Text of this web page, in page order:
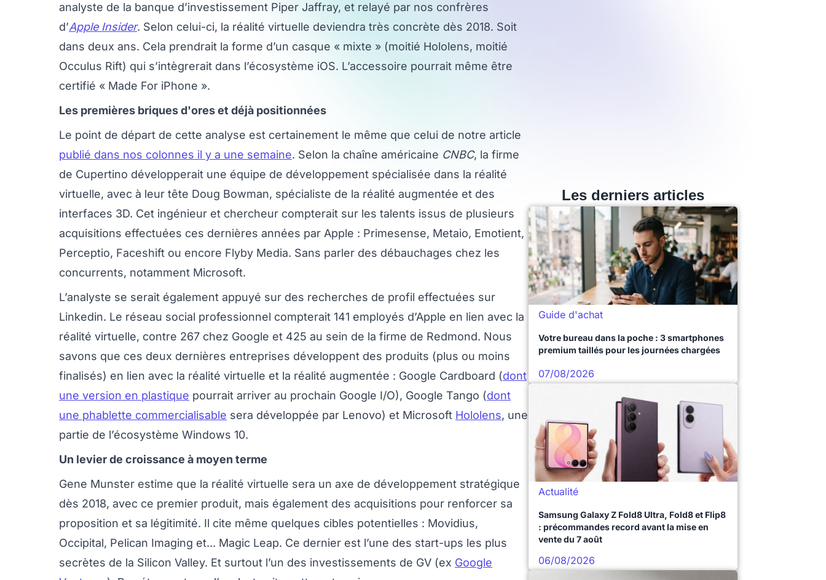
analyste de la banque d’investissement Piper Jaffray, et relayé par nos confrères
d’Apple Insider. Selon celui-ci, la réalité virtuelle deviendra très concrète dès 2018. Soit
dans deux ans. Cela prendrait la forme d’un casque « mixte » (moitié Hololens, moitié
Occulus Rift) qui s’intègrerait dans l’écosystème iOS. L’accessoire pourrait même être
certifié « Made For iPhone ».
Les premières briques d'ores et déjà positionnées
Le point de départ de cette analyse est certainement le même que celui de notre article
publié dans nos colonnes il y a une semaine. Selon la chaîne américaine CNBC, la firme
de Cupertino développerait une équipe de développement spécialisée dans la réalité
virtuelle, avec à leur tête Doug Bowman, spécialiste de la réalité augmentée et des
interfaces 3D. Cet ingénieur et chercheur compterait sur les talents issus de plusieurs
acquisitions effectuées ces dernières années par Apple : Primesense, Metaio, Emotient,
Perceptio, Faceshift ou encore Flyby Media. Sans parler des débauchages chez les
concurrents, notamment Microsoft.
L’analyste se serait également appuyé sur des recherches de profil effectuées sur
Linkedin. Le réseau social professionnel compterait 141 employés d’Apple en lien avec la
réalité virtuelle, contre 267 chez Google et 425 au sein de la firme de Redmond. Nous
savons que ces deux dernières entreprises développent des produits (plus ou moins
finalisés) en lien avec la réalité virtuelle et la réalité augmentée : Google Cardboard (dont
une version en plastique pourrait arriver au prochain Google I/O), Google Tango (dont
une phablette commercialisable sera développée par Lenovo) et Microsoft Hololens, une
partie de l’écosystème Windows 10.
Un levier de croissance à moyen terme
Gene Munster estime que la réalité virtuelle sera un axe de développement stratégique
dès 2018, avec ce premier produit, mais également des acquisitions pour renforcer sa
proposition et sa légitimité. Il cite même quelques cibles potentielles : Movidius,
Occipital, Pelican Imaging et... Magic Leap. Ce dernier est l’une des start-ups les plus
secrètes de la Silicon Valley. Et surtout l’un des investissements de GV (ex Google
Les derniers articles
Guide d'achat
Votre bureau dans la poche : 3 smartphones
premium taillés pour les journées chargées
07/08/2026
Actualité
Samsung Galaxy Z Fold8 Ultra, Fold8 et Flip8
: précommandes record avant la mise en
vente du 7 août
06/08/2026